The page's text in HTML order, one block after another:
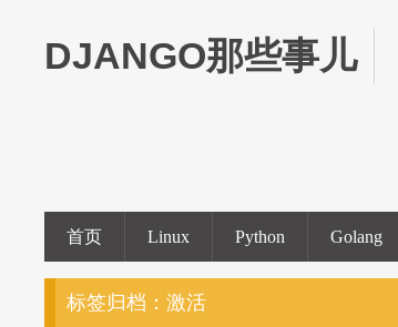
DJANGO那些事儿
首页 Linux Python Golang
标签归档：激活